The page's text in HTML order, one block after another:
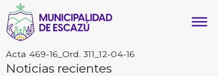
Acta 469-16_Ord. 311_12-04-16
Noticias recientes